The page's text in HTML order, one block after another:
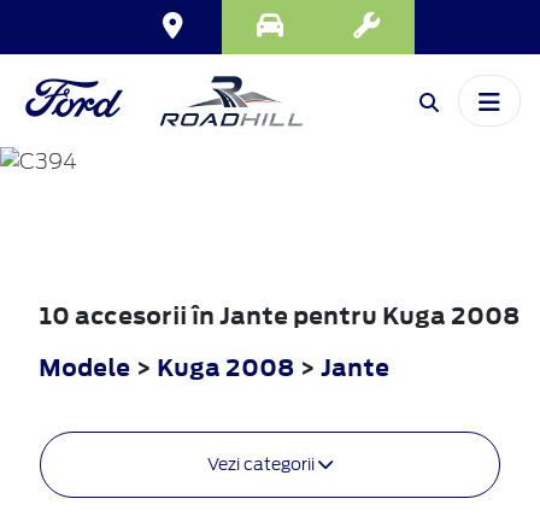
KUGA
10 accesorii în Jante pentru Kuga 2008
Modele > Kuga 2008 > Jante
Vezi categorii